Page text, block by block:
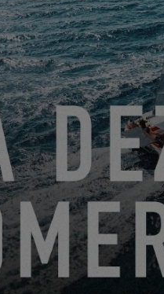
2026 BIS 16.
2026 IN
14
SIE DEN
Sie sich an und bleiben Sie
informiert